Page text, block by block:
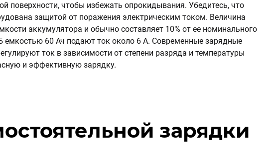
поверхности, чтобы избежать опрокидывания. Убедитесь, что
защитой от поражения электрическим током. Величина
аккумулятора и обычно составляет 10% от ее номинального
емкостью 60 Ач подают ток около 6 А. Современные зарядные
ток в зависимости от степени разряда и температуры
и эффективную зарядку.
зарядки